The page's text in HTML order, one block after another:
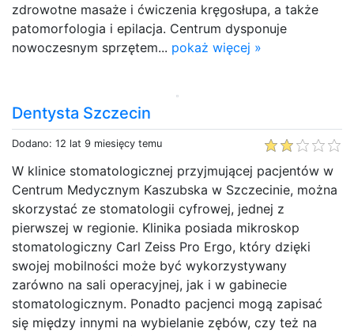
zdrowotne masaże i ćwiczenia kręgosłupa, a także
patomorfologia i epilacja. Centrum dysponuje
nowoczesnym sprzętem... pokaż więcej »
Dentysta Szczecin
Dodano: 12 lat 9 miesięcy temu
W klinice stomatologicznej przyjmującej pacjentów w
Centrum Medycznym Kaszubska w Szczecinie, można
skorzystać ze stomatologii cyfrowej, jednej z
pierwszej w regionie. Klinika posiada mikroskop
stomatologiczny Carl Zeiss Pro Ergo, który dzięki
swojej mobilności może być wykorzystywany
zarówno na sali operacyjnej, jak i w gabinecie
stomatologicznym. Ponadto pacjenci mogą zapisać
się między innymi na wybielanie zębów, czy też na